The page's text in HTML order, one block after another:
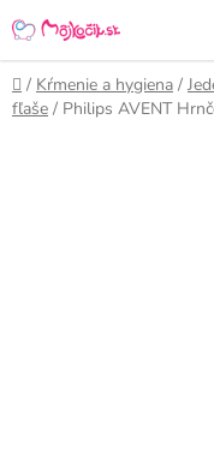
na
obsah
Domov
/ Kŕmenie a hygiena /
fľaše / Philips AVENT